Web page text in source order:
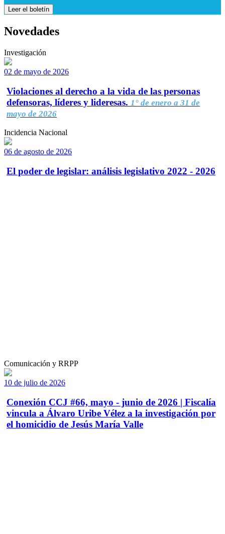
Leer el boletín
Novedades
Investigación
02 de mayo de 2026
Violaciones al derecho a la vida de las personas
defensoras, líderes y lideresas. 1° de enero a 31 de
mayo de 2026
Incidencia Nacional
06 de agosto de 2026
El poder de legislar: análisis legislativo 2022 - 2026
Comunicación y RRPP
10 de julio de 2026
Conexión CCJ #66, mayo - junio de 2026 | Fiscalía
vincula a Álvaro Uribe Vélez a la investigación por
el homicidio de Jesús María Valle